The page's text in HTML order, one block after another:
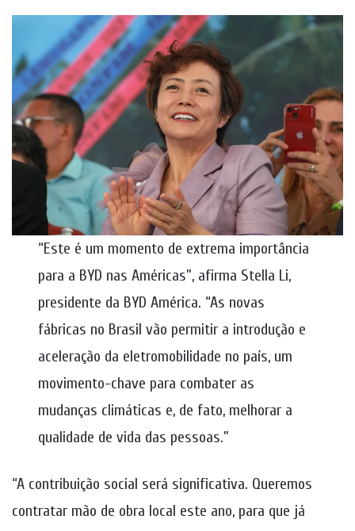
“Este é um momento de extrema importância
para a BYD nas Américas”, afirma Stella Li,
presidente da BYD América. “As novas
fábricas no Brasil vão permitir a introdução e
aceleração da eletromobilidade no país, um
movimento-chave para combater as
mudanças climáticas e, de fato, melhorar a
qualidade de vida das pessoas.”
“A contribuição social será significativa. Queremos
contratar mão de obra local este ano, para que já